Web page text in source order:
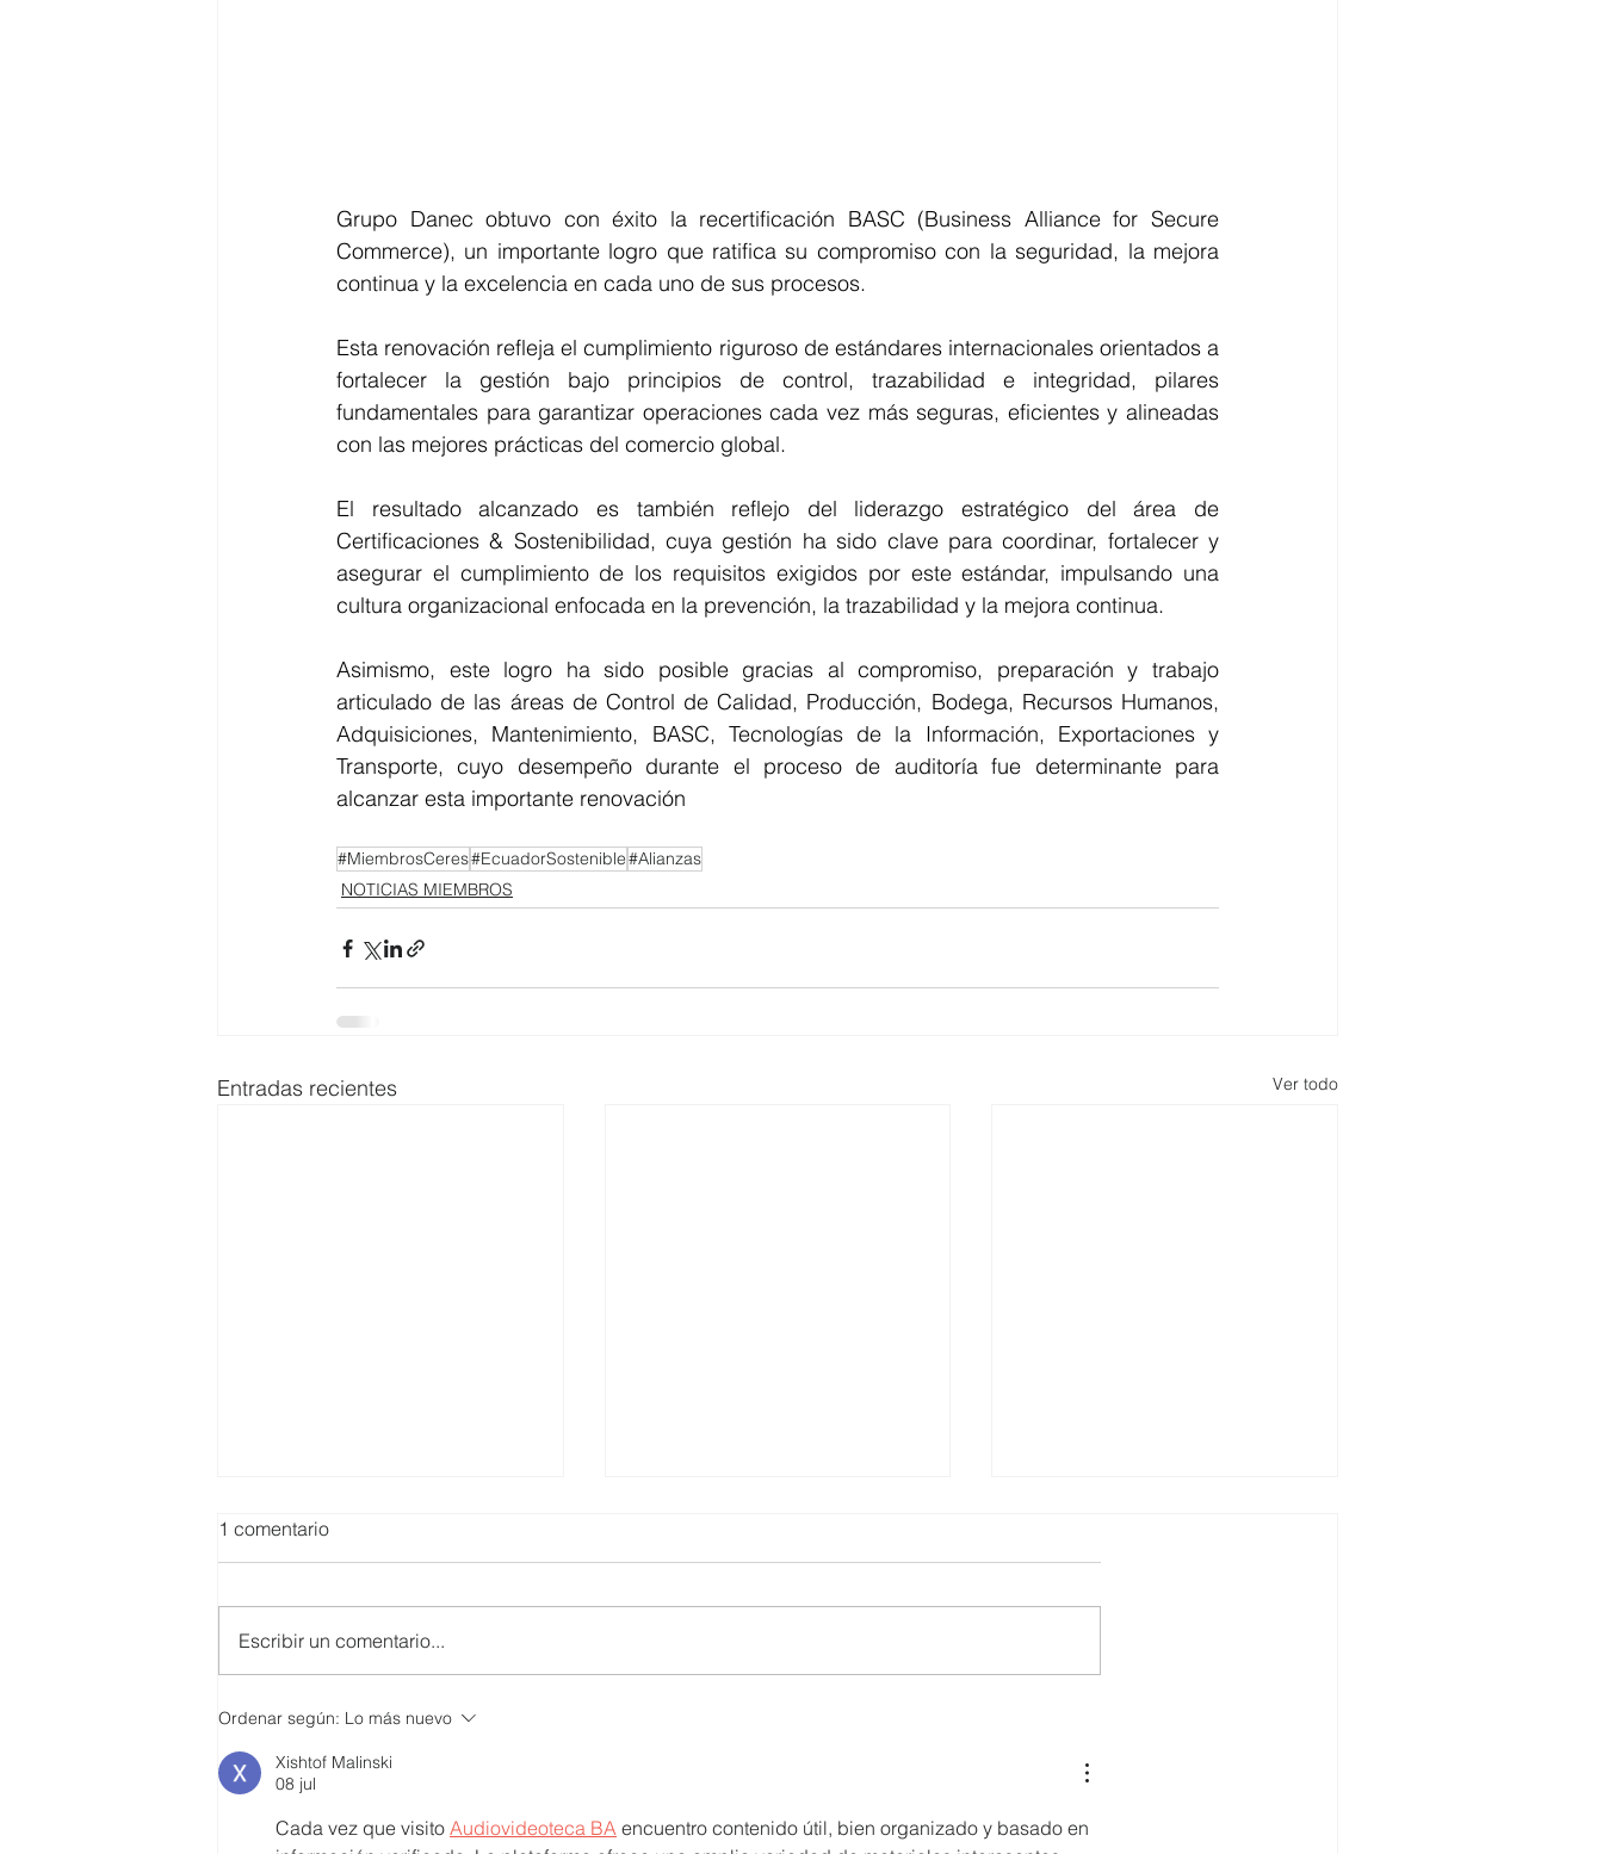
Grupo Danec obtuvo con éxito la recertificación BASC (Business Alliance for Secure
Commerce), un importante logro que ratifica su compromiso con la seguridad, la mejora
continua y la excelencia en cada uno de sus procesos.
Esta renovación refleja el cumplimiento riguroso de estándares internacionales orientados a
fortalecer la gestión bajo principios de control, trazabilidad e integridad, pilares
fundamentales para garantizar operaciones cada vez más seguras, eficientes y alineadas
con las mejores prácticas del comercio global.
El resultado alcanzado es también reflejo del liderazgo estratégico del área de
Certificaciones & Sostenibilidad, cuya gestión ha sido clave para coordinar, fortalecer y
asegurar el cumplimiento de los requisitos exigidos por este estándar, impulsando una
cultura organizacional enfocada en la prevención, la trazabilidad y la mejora continua.
Asimismo, este logro ha sido posible gracias al compromiso, preparación y trabajo
articulado de las áreas de Control de Calidad, Producción, Bodega, Recursos Humanos,
Adquisiciones, Mantenimiento, BASC, Tecnologías de la Información, Exportaciones y
Transporte, cuyo desempeño durante el proceso de auditoría fue determinante para
alcanzar esta importante renovación
#MiembrosCeres#EcuadorSostenible#Alianzas
NOTICIAS MIEMBROS
Entradas recientes Ver todo
SMARTCO se suma a la
Biblioteca de FUNDACIÓN
FIDAL, un proyecto que
preserva el patrimonio y
acciones sostenibles en
1 comentario
Escribir un comentario...
Ordenar según: Lo más nuevo
Xishtof Malinski
08 jul
Cada vez que visito Audiovideoteca BA encuentro contenido útil, bien organizado y basado en